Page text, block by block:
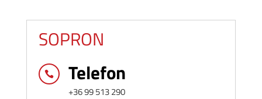
SOPRON
 Telefon
+36 99 513 290